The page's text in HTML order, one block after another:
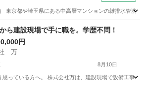
東京都や埼玉県にある中高層マンションの雑排水管洗
ら建設現場で手に職を。学歴不問！
円
万
8月10日
思っている方へ。 株式会社万は、建設現場で設備工事